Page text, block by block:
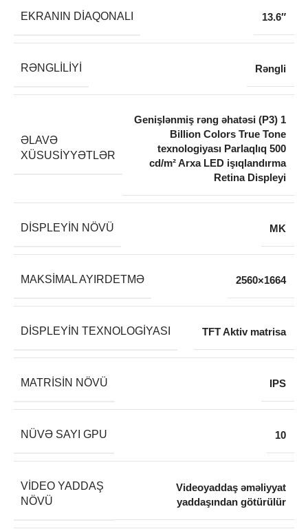
EKRANIN DIAQONALI 13.6″
RƏNGLILIYI Rəngli
ƏLAVƏ
XÜSUSIYYƏTLƏR
Genişlənmiş rəng əhatəsi (P3) 1
Billion Colors True Tone
texnologiyası Parlaqlıq 500
cd/m² Arxa LED işıqlandırma
Retina Displeyi
DISPLEYIN NÖVÜ MK
MAKSIMAL AYIRDETMƏ 2560×1664
DISPLEYIN TEXNOLOGIYASI TFT Aktiv matrisa
MATRISIN NÖVÜ IPS
NÜVƏ SAYI GPU 10
VIDEO YADDAŞ
NÖVÜ
Videoyaddaş əməliyyat
yaddaşından götürülür